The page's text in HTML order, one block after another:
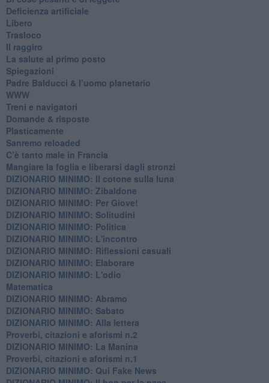
​Deficienza artificiale
Libero
Trasloco
Il raggiro
​La salute al primo posto
Spiegazioni
Padre Balducci & l’uomo planetario
WWW
​Treni e navigatori
​Domande & risposte
​Plasticamente
Sanremo reloaded
C’è tanto male in Francia
​Mangiare la foglia e liberarsi dagli stronzi
DIZIONARIO MINIMO: Il cotone sulla luna
DIZIONARIO MINIMO: Zibaldone
DIZIONARIO MINIMO: Per Giove!
DIZIONARIO MINIMO: Solitudini
DIZIONARIO MINIMO: Politica
DIZIONARIO MINIMO: L'incontro
DIZIONARIO MINIMO: Riflessioni casuali
DIZIONARIO MINIMO: Elaborare
DIZIONARIO MINIMO: L'odio
​Matematica
DIZIONARIO MINIMO: Abramo
DIZIONARIO MINIMO: Sabato
​DIZIONARIO MINIMO: Alla lettera
Proverbi, citazioni e aforismi n.2
DIZIONARIO MINIMO: La Manina
​Proverbi, citazioni e aforismi n.1
DIZIONARIO MINIMO: Qui Fake News